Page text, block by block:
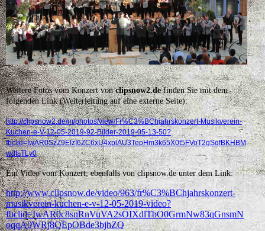
Weitere Fotos vom Konzert vonclipsnow2.definden Sie mit dem
folgenden Link (Weiterleitung auf eine externe Seite):
http://clipsnow2.de/m/photos/view/Fr%C3%BChjahrskonzert-Musikverein-
Kuchen-e-V-12-05-2019-92-Bilder-2019-05-13-50?
fbclid=IwAR0SzZ9ElzI6ZC6xU4xplAU3TepHm3k65X0t5FVoT2gSqfBKHBM
wdIsTLy0
Ein Video vom Konzert, ebenfalls von clipsnow.de unter dem Link:
http://www.clipsnow.de/video/963/fr%C3%BChjahrskonzert-
musikverein-kuchen-e-v-12-05-2019-video?
fbclid=IwAR0c8snRnVuVA2sOIXdlTbO0GrmNw83qGnsmN
oqqA0WRj8QEpOBde3bjhZQ